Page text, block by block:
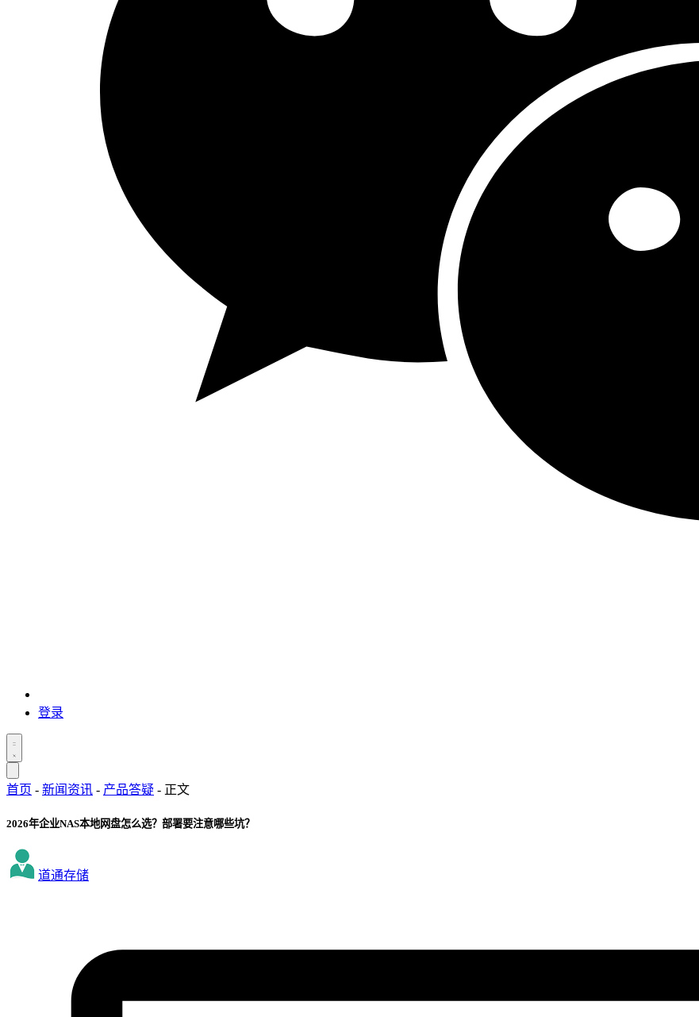
登录
首页 - 新闻资讯 - 产品答疑 - 正文
2026年企业NAS本地网盘怎么选？部署要注意哪些坑？
道通存储